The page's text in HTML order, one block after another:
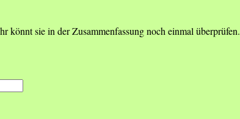
könnt sie in der Zusammenfassung noch einmal überprüfen.